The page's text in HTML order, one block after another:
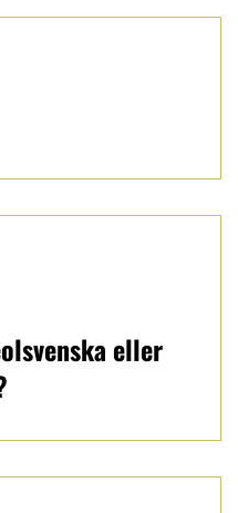
eller